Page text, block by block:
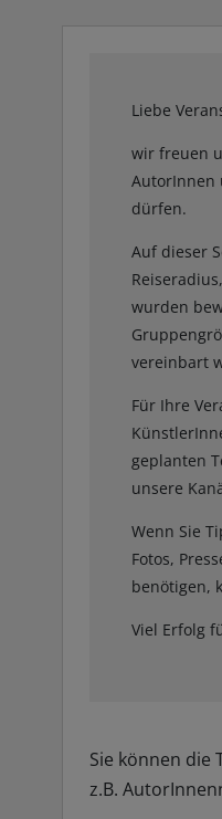
Liebe
wir freuen
AutorInnen
dürfen.
Auf dieser
wurden
vereinbart
Für Ihre
geplanten
unsere
Wenn Sie
Fotos,
benötigen,
Viel Erfolg
Sie können die
z.B.